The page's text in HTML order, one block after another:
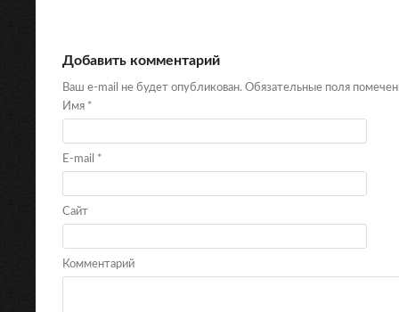
Добавить комментарий
Ваш e-mail не будет опубликован. Обязательные поля
Имя *
E-mail *
Сайт
Комментарий